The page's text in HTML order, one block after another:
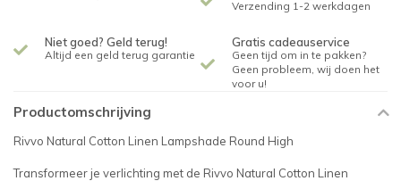
Verzending 1-2 werkdagen
Niet goed? Geld terug!
Altijd een geld terug garantie
Gratis cadeauservice
Geen tijd om in te pakken?
Geen probleem, wij doen het
voor u!
Productomschrijving
Rivvo Natural Cotton Linen Lampshade Round High
Transformeer je verlichting met de Rivvo Natural Cotton Linen